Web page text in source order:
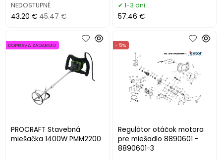
NEDOSTUPNÉ
43.20 € 45.47 €
1-3 dni
57.46 €
PROCRAFT Stavebná
miešačka 1400W PMM2200
DOPRAVA ZADARMO
Regulátor otáčok motora
pre miešadlo 8890601 -
8890601-3
- 5%